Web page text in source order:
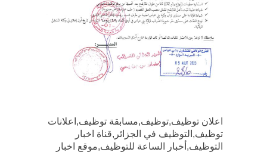
اعلان توظيف,توظيف,مسابقة توظيف,اعلانات
توظيف,التوظيف في الجزائر,قناة اخبار
التوظيف,أخبار الساعة للتوظيف,موقع اخبار